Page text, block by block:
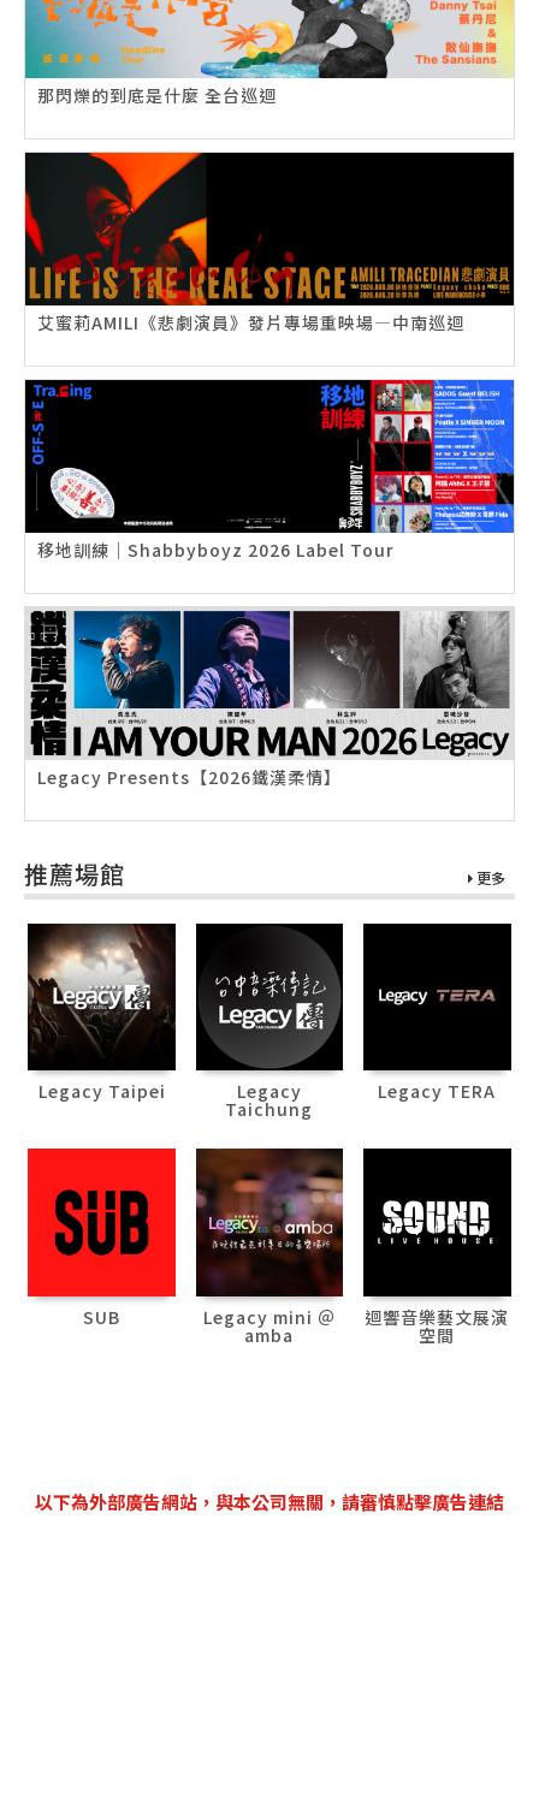
那閃爍的到底是什麼 全台巡迴
艾蜜莉AMILI《悲劇演員》發片專場重映場—中南巡迴
移地訓練｜Shabbyboyz 2026 Label Tour
Legacy Presents【2026鐵漢柔情】
推薦場館 更多
Legacy Taipei Legacy
Taichung
Legacy TERA
SUB Legacy mini ＠
amba
迴響音樂藝文展演
空間
以下為外部廣告網站，與本公司無關，請審慎點擊廣告連結